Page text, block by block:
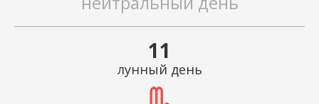
11
лунный день